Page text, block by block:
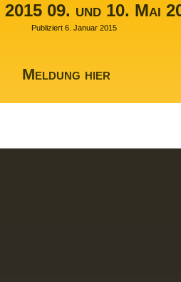
2015 09. und 10. Mai
Publiziert 6. Januar 2015
Meldung hier